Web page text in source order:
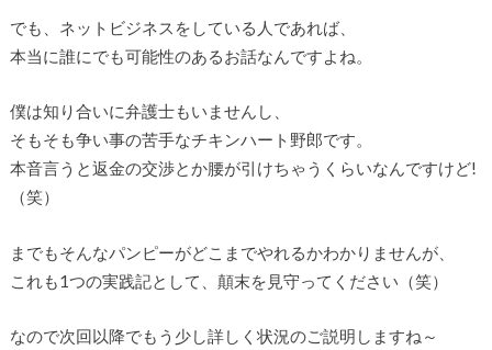
でも、ネットビジネスをしている人であれば、
本当に誰にでも可能性のあるお話なんですよね。
僕は知り合いに弁護士もいませんし、
そもそも争い事の苦手なチキンハート野郎です。
本音言うと返金の交渉とか腰が引けちゃうくらいなんですけど!
（笑）
までもそんなパンピーがどこまでやれるかわかりませんが、
これも1つの実践記として、顛末を見守ってください（笑）
なので次回以降でもう少し詳しく状況のご説明しますね～